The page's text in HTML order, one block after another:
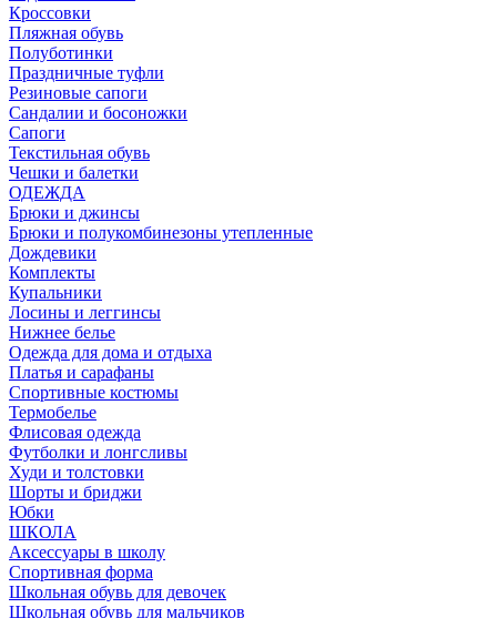
Кроссовки
Пляжная обувь
Полуботинки
Праздничные туфли
Резиновые сапоги
Сандалии и босоножки
Сапоги
Текстильная обувь
Чешки и балетки
ОДЕЖДА
Брюки и джинсы
Брюки и полукомбинезоны утепленные
Дождевики
Комплекты
Купальники
Лосины и леггинсы
Нижнее белье
Одежда для дома и отдыха
Платья и сарафаны
Спортивные костюмы
Термобелье
Флисовая одежда
Футболки и лонгсливы
Худи и толстовки
Шорты и бриджи
Юбки
ШКОЛА
Аксессуары в школу
Спортивная форма
Школьная обувь для девочек
Школьная обувь для мальчиков